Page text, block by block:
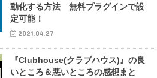
動化する方法 無料プラグインで設
定可能！
2021.04.27
『Clubhouse(クラブハウス)』の良
いところ＆悪いところの感想まと